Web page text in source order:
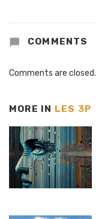
COMMENTS
Comments are closed.
MORE IN LES 3P